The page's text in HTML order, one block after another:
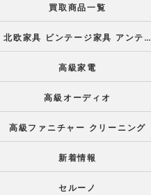
買取商品一覧
北欧家具 ビンテージ家具 アンティーク家具
高級家電
高級オーディオ
高級ファニチャー クリーニング
新着情報
セルーノ